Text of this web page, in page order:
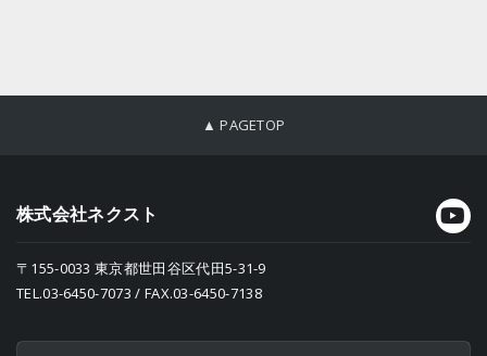
▲ PAGETOP
株式会社ネクスト
〒155-0033 東京都世田谷区代田5-31-9
TEL.03-6450-7073 / FAX.03-6450-7138